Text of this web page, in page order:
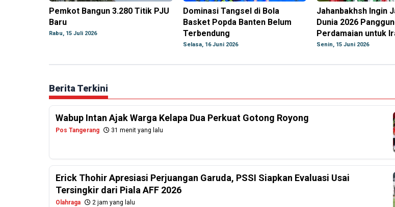
Pemkot Bangun 3.280 Titik PJU
Baru
Rabu, 15 Juli 2026
Dominasi Tangsel di Bola
Basket Popda Banten Belum
Terbendung
Selasa, 16 Juni 2026
Jahanbakhsh Ingin
Dunia 2026
Perdamaian untuk
Senin, 15 Juni 2026
Berita Terkini
Wabup Intan Ajak Warga Kelapa Dua Perkuat Gotong Royong
Pos Tangerang 31 menit yang lalu
Erick Thohir Apresiasi Perjuangan Garuda, PSSI Siapkan Evaluasi Usai
Tersingkir dari Piala AFF 2026
Olahraga 2 jam yang lalu